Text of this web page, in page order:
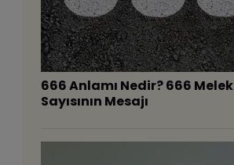
666 Anlamı Nedir? 666 Melek
Sayısının Mesajı